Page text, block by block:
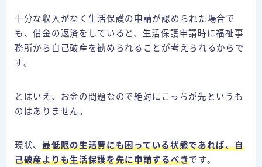
十分な収入がなく生活保護の申請が認められた場合で
も、借金の返済をしていると、生活保護申請時に福祉事
務所から自己破産を勧められることが考えられるからで
す。
とはいえ、お金の問題なので絶対にこっちが先というも
のはありません。
現状、最低限の生活費にも困っている状態であれば、自
己破産よりも生活保護を先に申請するべきです。